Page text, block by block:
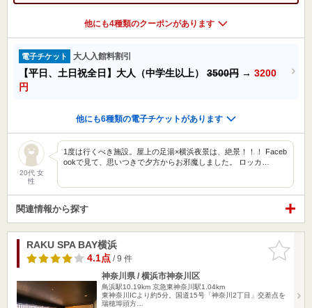
他にも4種類のクーポンがあります
電子チケット 大人入館料割引
【平日、土日祝全日】大人（中学生以上） 3500円 → 3200
円
他にも6種類の電子チケットがあります
20代 女
性
1度は行くべき施設。屋上の足湯×横浜夜景は、絶景！！！ Faceb
ookで見て、思いつきで夕方からお邪魔しました。 ロッカ…
関連情報から探す
お気に入
りに追加
RAKU SPA BAY横浜
4.1点/ 9 件
神奈川県 / 横浜市神奈川区
鳥浜駅10.19km 京急東神奈川駅1.04km
東神奈川ICより約5分。国道15号「神奈川2丁目」交差点を
瑞穂埠頭方…